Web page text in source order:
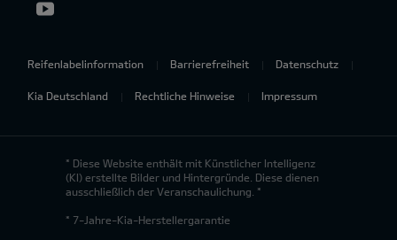
Reifenlabelinformation Barrierefreiheit Datenschutz
Kia Deutschland Rechtliche Hinweise Impressum
* Diese Website enthält mit Künstlicher Intelligenz
(KI) erstellte Bilder und Hintergründe. Diese dienen
ausschließlich der Veranschaulichung. *
* 7-Jahre-Kia-Herstellergarantie